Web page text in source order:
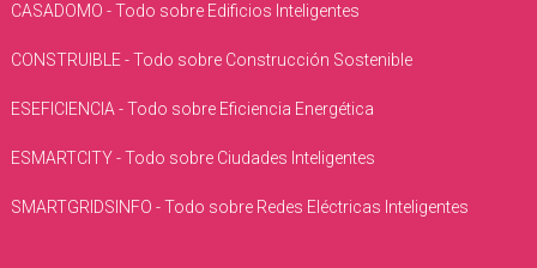
CASADOMO - Todo sobre Edificios Inteligentes
CONSTRUIBLE - Todo sobre Construcción Sostenible
ESEFICIENCIA - Todo sobre Eficiencia Energética
ESMARTCITY - Todo sobre Ciudades Inteligentes
SMARTGRIDSINFO - Todo sobre Redes Eléctricas Inteligentes